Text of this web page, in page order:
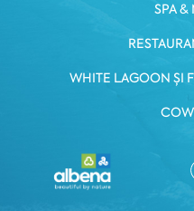
SPA
WHITE LAGOON ȘI